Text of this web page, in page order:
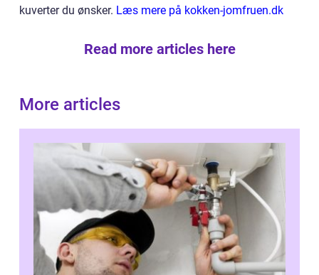
kuverter du ønsker. Læs mere på kokken-jomfruen.dk
Read more articles here
More articles